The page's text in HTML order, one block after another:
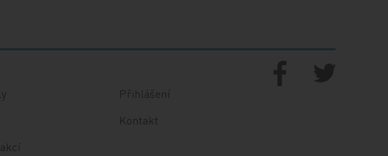
Přihlášení
Kontakt